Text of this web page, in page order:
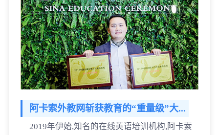
阿卡索外教网斩获教育的“重量级”大...
2019年伊始,知名的在线英语培训机构,阿卡索